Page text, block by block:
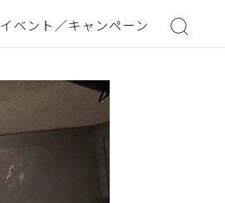
イベント／キャンペーン